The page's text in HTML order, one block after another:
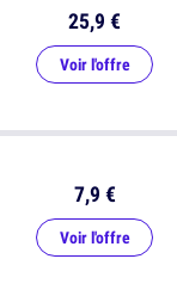
7,9 €
Voir l'offre
25,9 €
Voir l'offre